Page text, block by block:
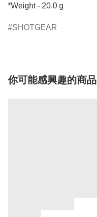
*Weight - 20.0 g
SHOTGEAR
你可能感興趣的商品